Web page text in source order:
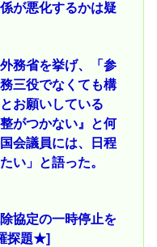
が悪化するかは疑
務省を挙げ、「参
三役でなくても構
お願いしている
がつかない』と何
会議員には、日程
い」と語った。
協定の一時停止を
探題★]